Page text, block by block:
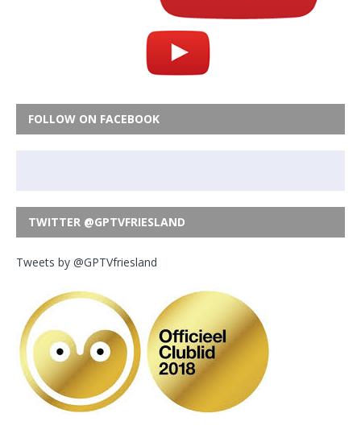
FOLLOW ON FACEBOOK
TWITTER @GPTVFRIESLAND
Tweets by @GPTVfriesland